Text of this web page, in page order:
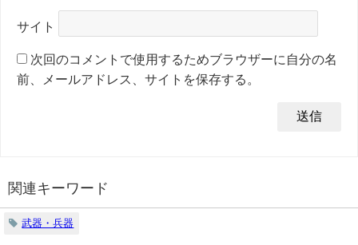
サイト
次回のコメントで使用するためブラウザーに自分の名
前、メールアドレス、サイトを保存する。
関連キーワード
武器・兵器